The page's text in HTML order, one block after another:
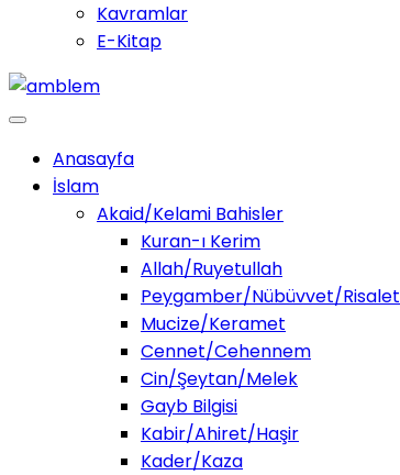
Kavramlar
E-Kitap
Anasayfa
İslam
Akaid/Kelami Bahisler
Kuran-ı Kerim
Allah/Ruyetullah
Peygamber/Nübüvvet/Risalet
Mucize/Keramet
Cennet/Cehennem
Cin/Şeytan/Melek
Gayb Bilgisi
Kabir/Ahiret/Haşir
Kader/Kaza